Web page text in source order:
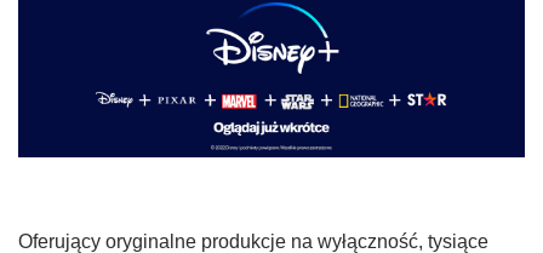
Oferujący oryginalne produkcje na wyłączność, tysiące